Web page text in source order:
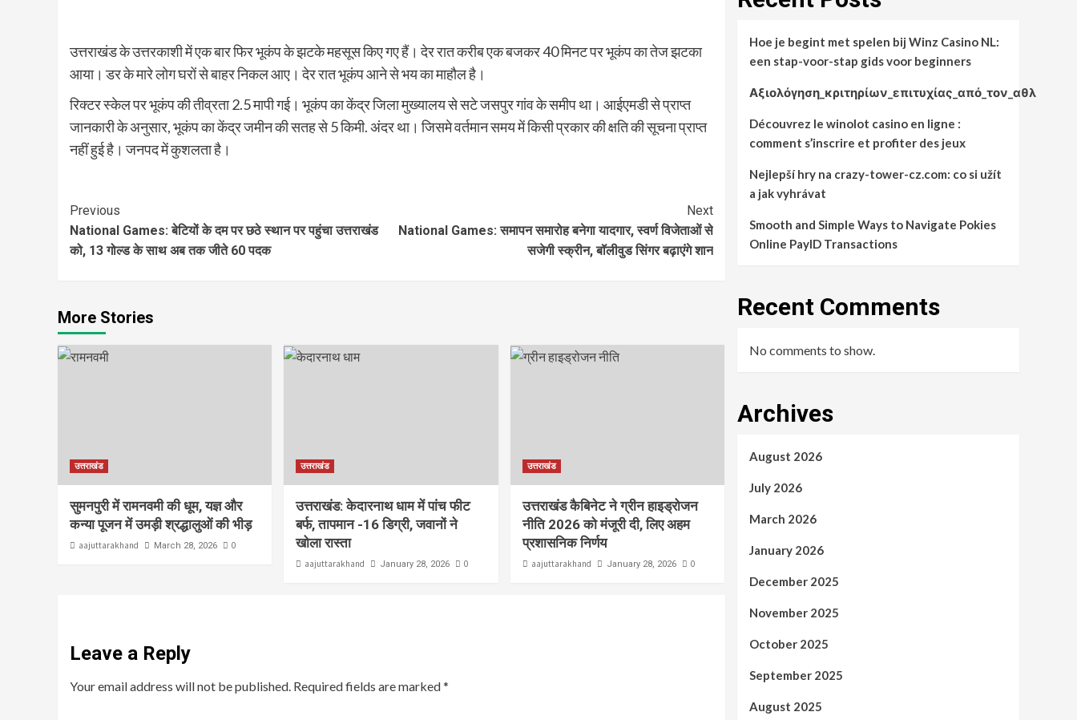
उत्तराखंड के उत्तरकाशी में एक बार फिर भूकंप के झटके महसूस किए गए हैं। देर रात करीब एक बजकर 40 मिनट पर भूकंप का तेज झटका
आया। डर के मारे लोग घरों से बाहर निकल आए। देर रात भूकंप आने से भय का माहौल है।
रिक्टर स्केल पर भूकंप की तीव्रता 2.5 मापी गई। भूकंप का केंद्र जिला मुख्यालय से सटे जसपुर गांव के समीप था। आईएमडी से प्राप्त
जानकारी के अनुसार, भूकंप का केंद्र जमीन की सतह से 5 किमी. अंदर था। जिसमे वर्तमान समय में किसी प्रकार की क्षति की सूचना प्राप्त
नहीं हुई है। जनपद में कुशलता है।
Continue
Reading
Previous
National Games: बेटियों के दम पर छठे स्थान पर पहुंचा उत्तराखंड
को, 13 गोल्ड के साथ अब तक जीते 60 पदक
Next
National Games: समापन समारोह बनेगा यादगार, स्वर्ण विजेताओं से
सजेगी स्क्रीन, बॉलीवुड सिंगर बढ़ाएंगे शान
More Stories
उत्तराखंड
सुमनपुरी में रामनवमी की धूम, यज्ञ और
कन्या पूजन में उमड़ी श्रद्धालुओं की भीड़
aajuttarakhand March 28, 2026 0
उत्तराखंड
उत्तराखंड: केदारनाथ धाम में पांच फीट
बर्फ, तापमान -16 डिग्री, जवानों ने
खोला रास्ता
aajuttarakhand January 28, 2026 0
उत्तराखंड
उत्तराखंड कैबिनेट ने ग्रीन हाइड्रोजन
नीति 2026 को मंजूरी दी, लिए अहम
प्रशासनिक निर्णय
aajuttarakhand January 28, 2026 0
Leave a Reply
Your email address will not be published. Required fields are marked*
Hoe je begint met spelen bij Winz Casino NL:
een stap-voor-stap gids voor beginners
Αξιολόγηση_κριτηρίων_επιτυχίας_από_τον_αθλ
Découvrez le winolot casino en ligne :
comment s’inscrire et profiter des jeux
Nejlepší hry na crazy-tower-cz.com: co si užít
a jak vyhrávat
Smooth and Simple Ways to Navigate Pokies
Online PayID Transactions
Recent Comments
No comments to show.
Archives
August 2026
July 2026
March 2026
January 2026
December 2025
November 2025
October 2025
September 2025
August 2025